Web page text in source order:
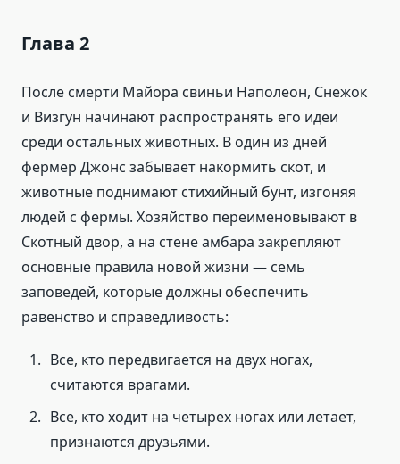
Глава 2
После смерти Майора свиньи Наполеон, Снежок
и Визгун начинают распространять его идеи
среди остальных животных. В один из дней
фермер Джонс забывает накормить скот, и
животные поднимают стихийный бунт, изгоняя
людей с фермы. Хозяйство переименовывают в
Скотный двор, а на стене амбара закрепляют
основные правила новой жизни — семь
заповедей, которые должны обеспечить
равенство и справедливость:
Все, кто передвигается на двух ногах,
считаются врагами.
Все, кто ходит на четырех ногах или летает,
признаются друзьями.